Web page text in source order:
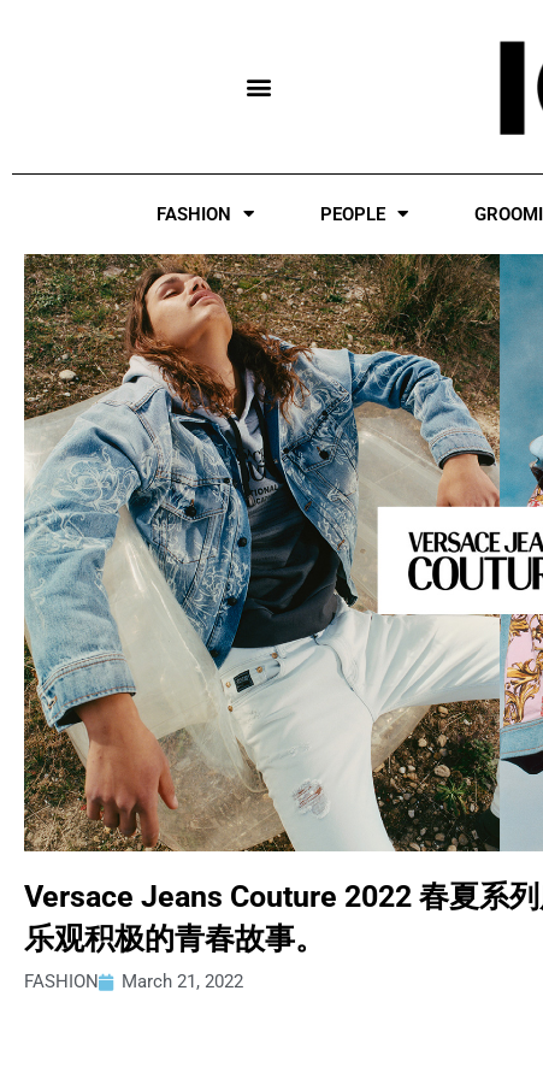
FASHION PEOPLE
Versace Jeans Couture 2022 春夏系
乐观积极的青春故事。
FASHION March 21, 2022